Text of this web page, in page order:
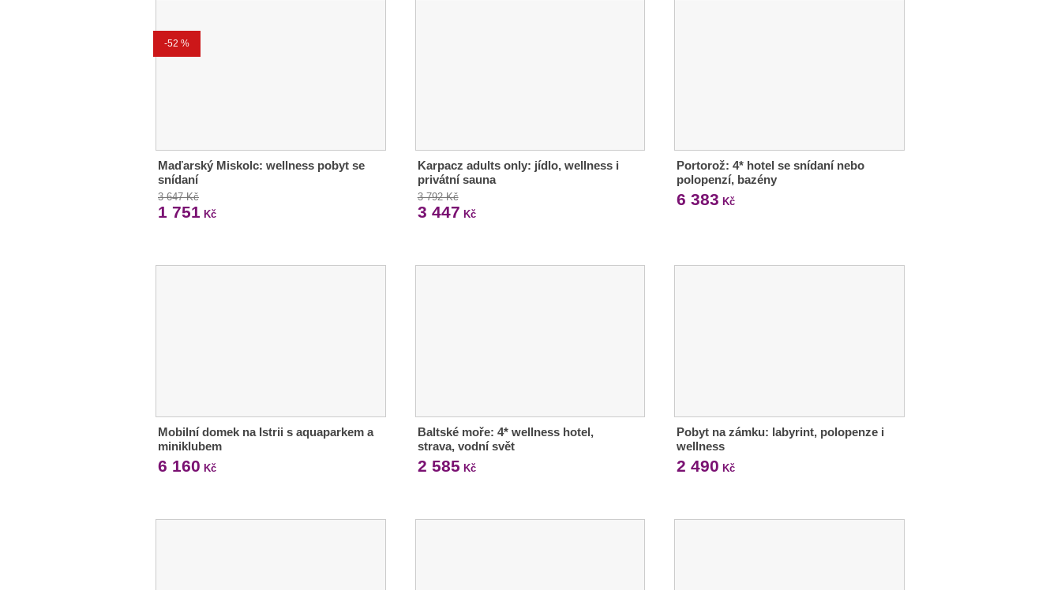
-52 %
Maďarský Miskolc: wellness pobyt se
snídaní
3 647 Kč
1 751 Kč
Karpacz adults only: jídlo, wellness i
privátní sauna
3 792 Kč
3 447 Kč
Portorož: 4* hotel se snídaní nebo
polopenzí, bazény
6 383 Kč
Mobilní domek na Istrii s aquaparkem a
miniklubem
6 160 Kč
Baltské moře: 4* wellness hotel,
strava, vodní svět
2 585 Kč
Pobyt na zámku: labyrint, polopenze i
wellness
2 490 Kč